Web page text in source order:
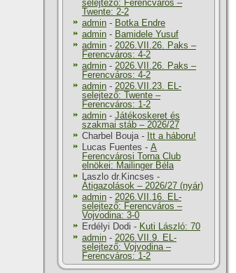
selejtező: Ferencváros –
Twente: 2-2
admin - Botka Endre
admin - Bamidele Yusuf
admin - 2026.VII.26. Paks –
Ferencváros: 4-2
admin - 2026.VII.26. Paks –
Ferencváros: 4-2
admin - 2026.VII.23. EL-
selejtező: Twente –
Ferencváros: 1-2
admin - Játékoskeret és
szakmai stáb – 2026/27
Charbel Bouja- Itt a háboru!
Lucas Fuentes - A
Ferencvárosi Torna Club
elnökei: Mailinger Béla
Laszlo dr.Kincses -
Átigazolások – 2026/27 (nyár)
admin - 2026.VII.16. EL-
selejtező: Ferencváros –
Vojvodina: 3-0
Erdélyi Dodi - Kuti László: 70
admin - 2026.VII.9. EL-
selejtező: Vojvodina –
Ferencváros: 1-2